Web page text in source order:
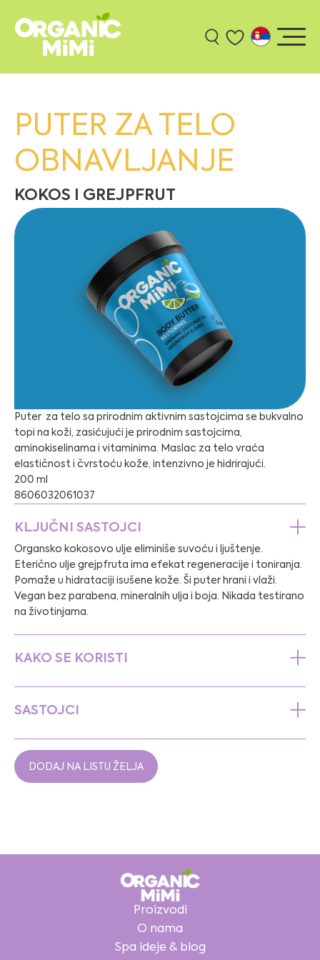
PUTER ZA TELO
OBNAVLJANJE
KOKOS I GREJPFRUT
Puter za telo sa prirodnim aktivnim sastojcima se bukvalno
topi na koži, zasićujući je prirodnim sastojcima,
aminokiselinama i vitaminima. Maslac za telo vraća
elastičnost i čvrstoću kože, intenzivno je hidrirajući.
200 ml
8606032061037
KLJUČNI SASTOJCI
Organsko kokosovo ulje eliminiše suvoću i ljuštenje.
Eterično ulje grejpfruta ima efekat regeneracije i toniranja.
Pomaže u hidrataciji isušene kože. Ši puter hrani i vlaži.
Vegan bez parabena, mineralnih ulja i boja. Nikada testirano
na životinjama.
KAKO SE KORISTI
SASTOJCI
DODAJ NA LISTU ŽELJA
Proizvodi
O nama
Spa ideje & blog